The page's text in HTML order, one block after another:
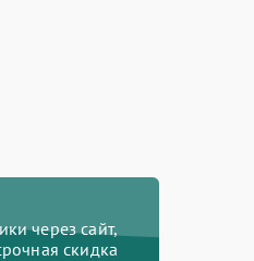
через сайт,
скидка